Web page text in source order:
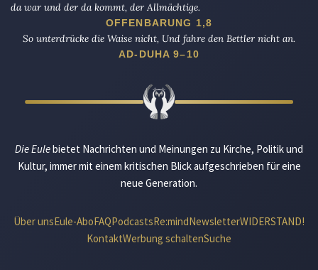
da war und der da kommt, der Allmächtige.
OFFENBARUNG 1,8
So unterdrücke die Waise nicht, Und fahre den Bettler nicht an.
AD-DUHA 9–10
Die Eulebietet Nachrichten und Meinungen zu Kirche, Politik und
Kultur, immer mit einem kritischen Blick aufgeschrieben für eine
neue Generation.
Über unsEule-AboFAQPodcastsRe:mindNewsletterWIDERSTAND!
KontaktWerbung schaltenSuche